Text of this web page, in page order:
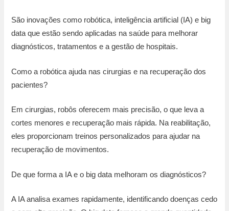
São inovações como robótica, inteligência artificial (IA) e big
data que estão sendo aplicadas na saúde para melhorar
diagnósticos, tratamentos e a gestão de hospitais.
Como a robótica ajuda nas cirurgias e na recuperação dos
pacientes?
Em cirurgias, robôs oferecem mais precisão, o que leva a
cortes menores e recuperação mais rápida. Na reabilitação,
eles proporcionam treinos personalizados para ajudar na
recuperação de movimentos.
De que forma a IA e o big data melhoram os diagnósticos?
A IA analisa exames rapidamente, identificando doenças cedo